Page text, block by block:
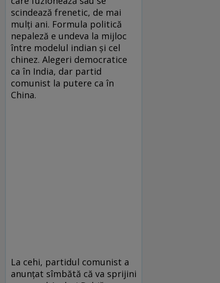
scindează frenetic, de mai
mulţi ani. Formula politică
nepaleză e undeva la mijloc
între modelul indian şi cel
chinez. Alegeri democratice
ca în India, dar partid
comunist la putere ca în
China.
La cehi, partidul comunist a
anunţat sîmbătă că va sprijini